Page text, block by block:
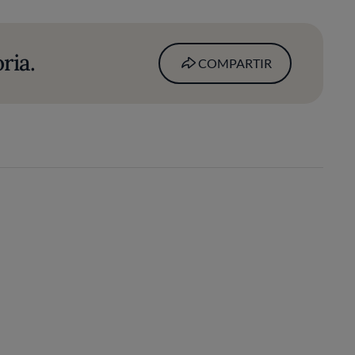
COMPARTIR